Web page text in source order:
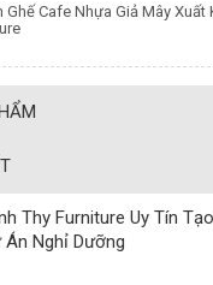
Cafe Nhựa Giả Mây Xuất
Thy Furniture Uy Tín
Án Nghỉ Dưỡng